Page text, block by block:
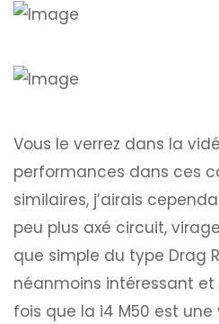
Vous le verrez dans la
performances dans ces
similaires, j’airais
peu plus axé circuit,
que simple du type Drag
néanmoins intéressant
fois que la i4 M50 est